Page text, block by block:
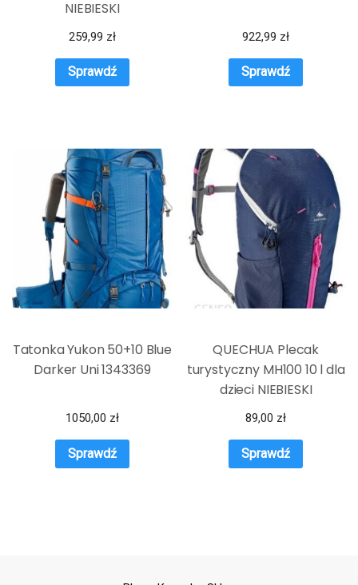
NIEBIESKI
259,99 zł
Sprawdź
922,99 zł
Sprawdź
Tatonka Yukon 50+10 Blue
Darker Uni 1343369
1050,00 zł
Sprawdź
QUECHUA Plecak
turystyczny MH100 10 l dla
dzieci NIEBIESKI
89,00 zł
Sprawdź